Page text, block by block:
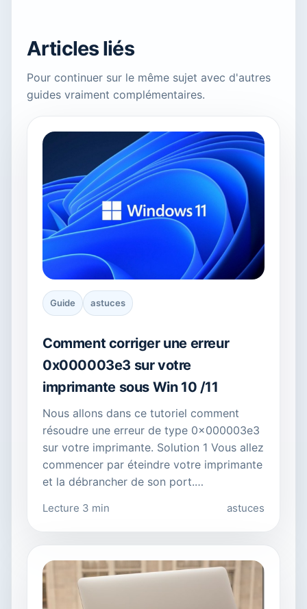
Articles liés
Pour continuer sur le même sujet avec d'autres
guides vraiment complémentaires.
Guide astuces
Comment corriger une erreur
0x000003e3 sur votre
imprimante sous Win 10 /11
Nous allons dans ce tutoriel comment
résoudre une erreur de type 0x000003e3
sur votre imprimante. Solution 1 Vous allez
commencer par éteindre votre imprimante
et la débrancher de son port.…
Lecture 3 min astuces